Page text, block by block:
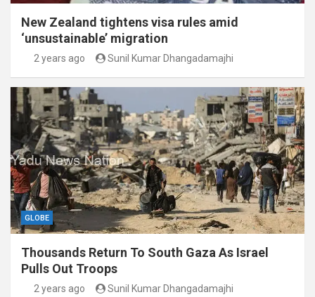
New Zealand tightens visa rules amid
‘unsustainable’ migration
2 years ago Sunil Kumar Dhangadamajhi
GLOBE
Thousands Return To South Gaza As Israel
Pulls Out Troops
2 years ago Sunil Kumar Dhangadamajhi